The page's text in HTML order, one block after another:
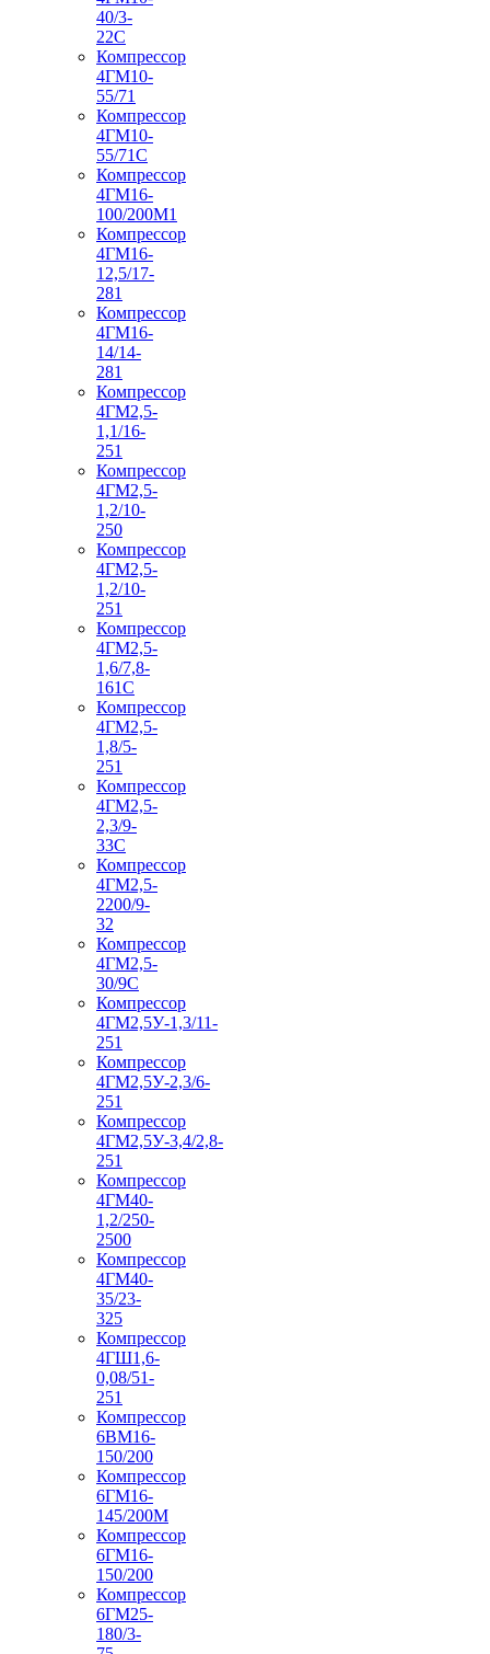
40/3-
22С
Компрессор
4ГМ10-
55/71
Компрессор
4ГМ10-
55/71С
Компрессор
4ГМ16-
100/200М1
Компрессор
4ГМ16-
12,5/17-
281
Компрессор
4ГМ16-
14/14-
281
Компрессор
4ГМ2,5-
1,1/16-
251
Компрессор
4ГМ2,5-
1,2/10-
250
Компрессор
4ГМ2,5-
1,2/10-
251
Компрессор
4ГМ2,5-
1,6/7,8-
161С
Компрессор
4ГМ2,5-
1,8/5-
251
Компрессор
4ГМ2,5-
2,3/9-
33С
Компрессор
4ГМ2,5-
2200/9-
32
Компрессор
4ГМ2,5-
30/9С
Компрессор
4ГМ2,5У-1,3/11-
251
Компрессор
4ГМ2,5У-2,3/6-
251
Компрессор
4ГМ2,5У-3,4/2,8-
251
Компрессор
4ГМ40-
1,2/250-
2500
Компрессор
4ГМ40-
35/23-
325
Компрессор
4ГШ1,6-
0,08/51-
251
Компрессор
6ВМ16-
150/200
Компрессор
6ГМ16-
145/200М
Компрессор
6ГМ16-
150/200
Компрессор
6ГМ25-
180/3-